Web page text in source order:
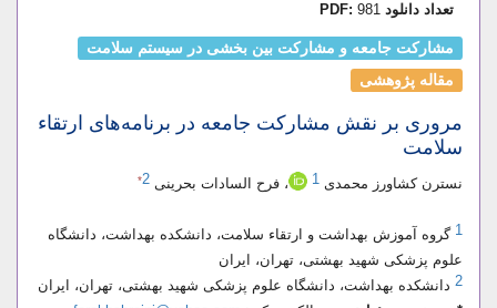
تعداد دانلود PDF: 981
مشارکت جامعه و مشارکت بین بخشی در سیستم سلامت
مقاله پژوهشی
مروری بر نقش مشارکت جامعه در برنامه‌های ارتقاء
سلامت
نسترن کشاورز محمدی 1 ، فرح السادات بحرینی 2
*
1 گروه آموزش بهداشت و ارتقاء سلامت، دانشکده بهداشت، دانشگاه
علوم پزشکی شهید بهشتی، تهران، ایران
2 دانشکده بهداشت، دانشگاه علوم پزشکی شهید بهشتی، تهران، ایران